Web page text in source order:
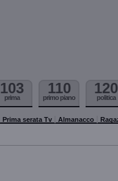
103
prima
110
primo piano
120
politica
Prima serata Tv Almanacco